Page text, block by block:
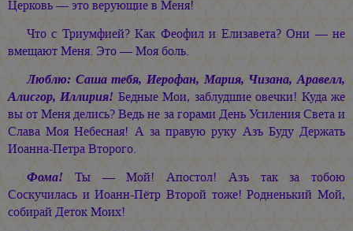
Церковь — это верующие в Меня!
Что с Триумфией? Как Феофил и Елизавета? Они — не
вмещают Меня. Это — Моя боль.
Люблю: Саша тебя, Иерофан, Мария, Чизана, Аравелл,
Алисгор, Иллирия! Бедные Мои, заблудшие овечки! Куда же
вы от Меня делись? Ведь не за горами День Усиления Света и
Слава Моя Небесная! А за правую руку Азъ Буду Держать
Иоанна-Петра Второго.
Фома! Ты — Мой! Апостол! Азъ так за тобою
Соскучилась и Иоанн-Пётр Второй тоже! Родненький Мой,
собирай Деток Моих!